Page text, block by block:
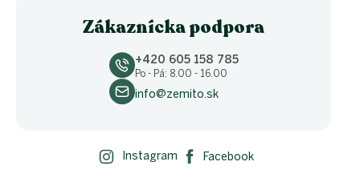
Zákaznícka podpora
+420 605 158 785
Po - Pá: 8.00 - 16.00
info@zemito.sk
Instagram Facebook